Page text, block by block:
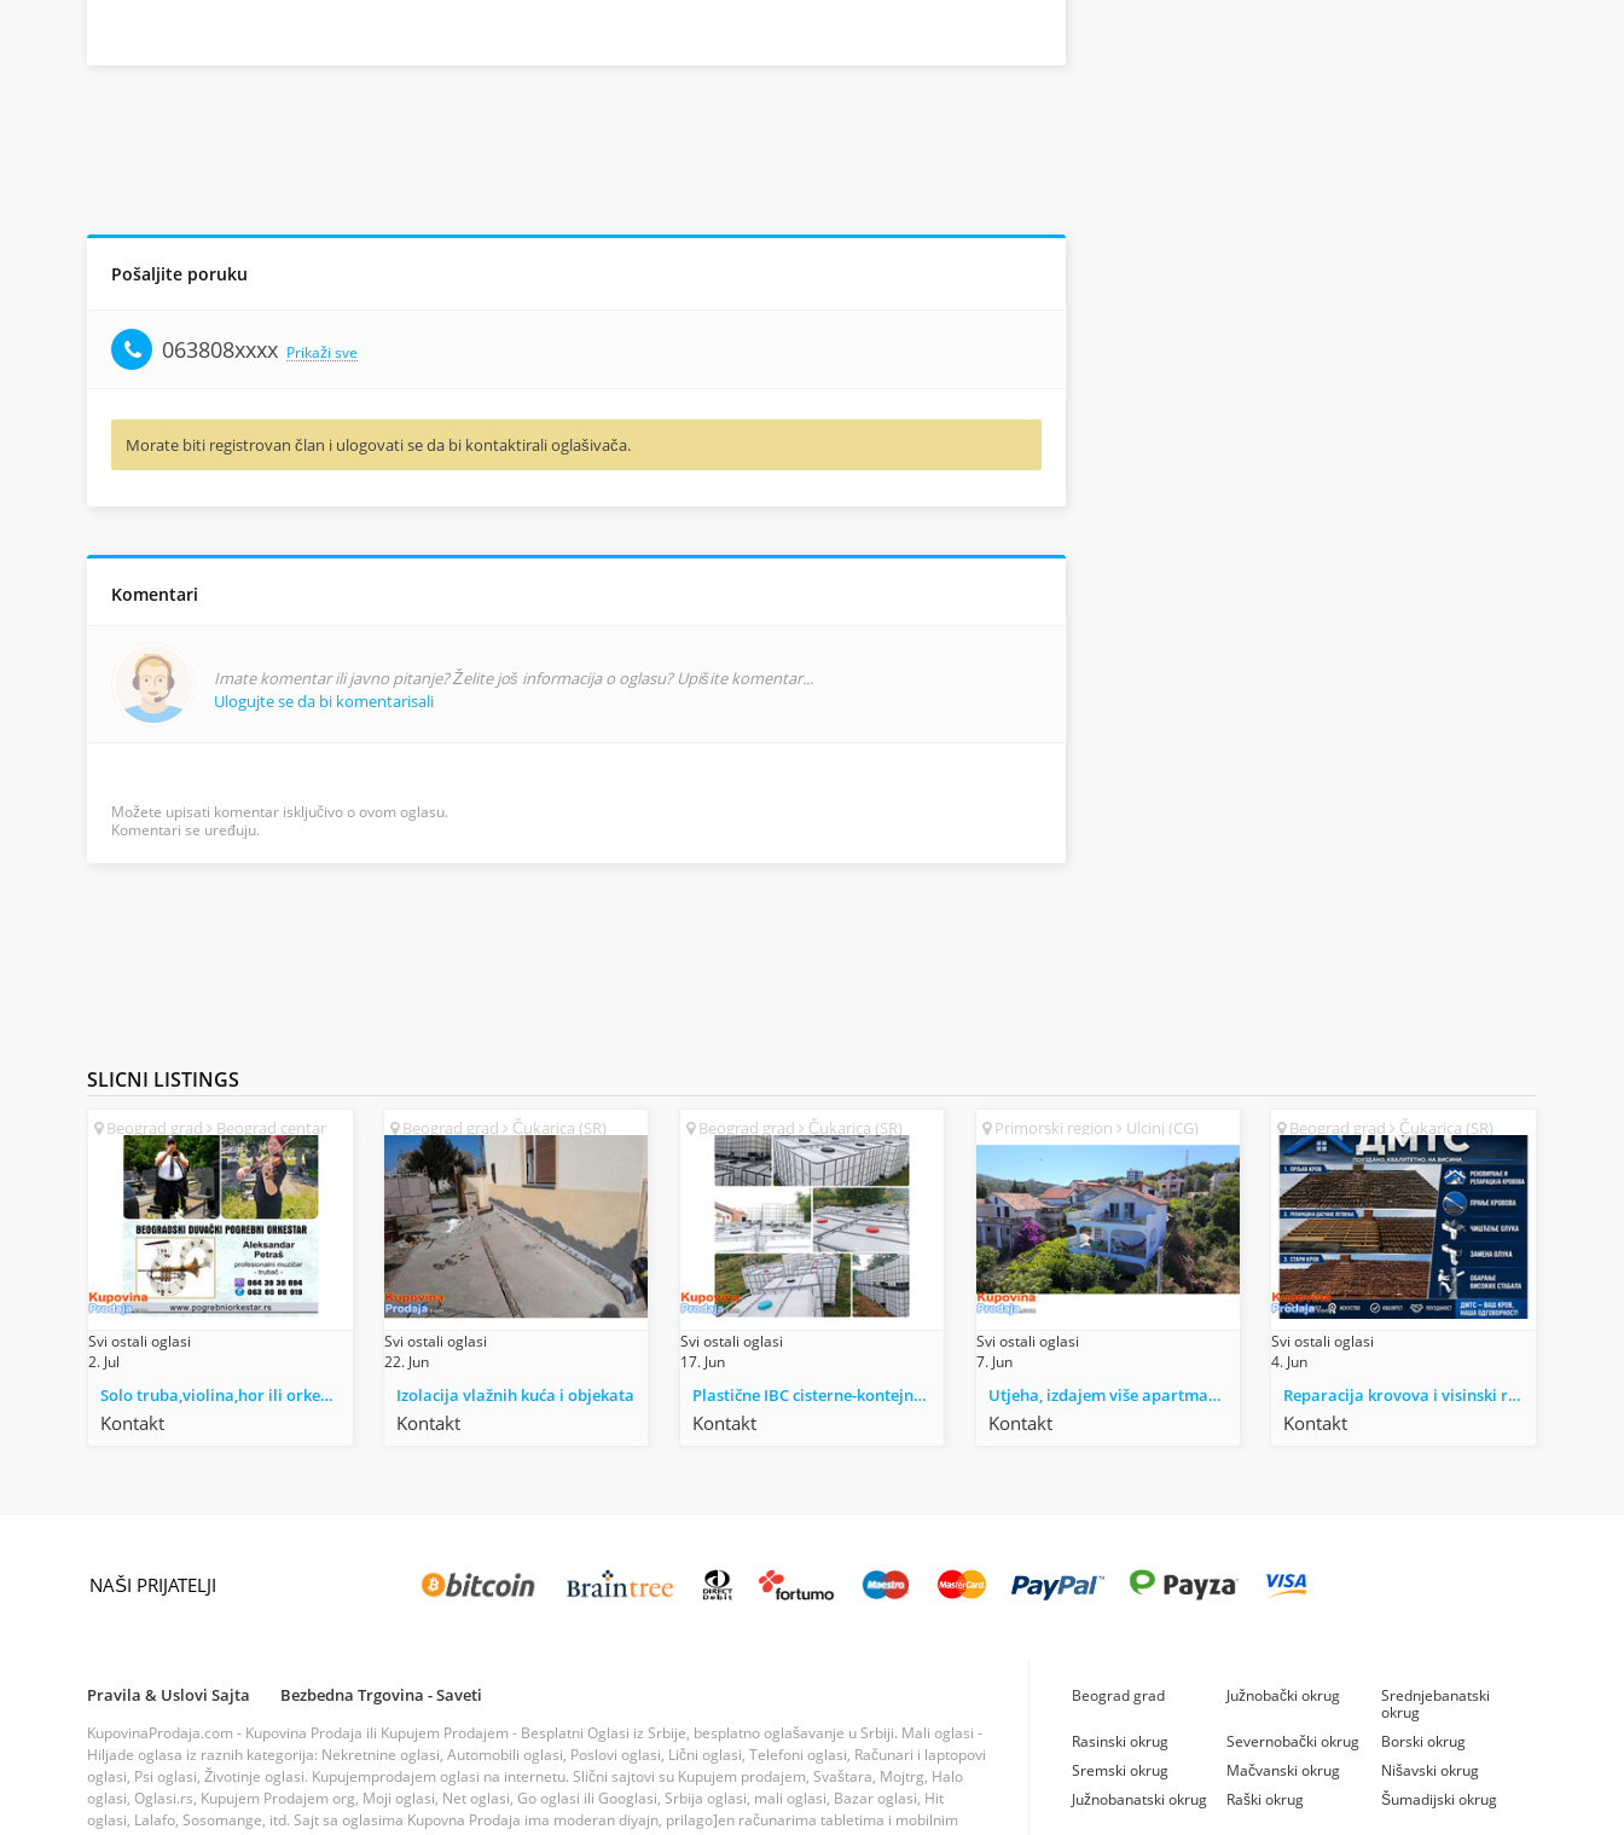
Pošaljite poruku
063808xxxx Prikaži sve
Morate biti registrovan član i ulogovati se da bi kontaktirali oglašivača.
Komentari
Imate komentar ili javno pitanje? Želite još informacija o oglasu? Upišite komentar...
Ulogujte se da bi komentarisali
Možete upisati komentar isključivo o ovom oglasu.
Komentari se uređuju.
SLICNI LISTINGS
Beograd grad Beograd centar
Svi ostali oglasi
2. Jul
Solo truba,violina,hor ili orkestar za sahrane pogrebe
Kontakt
Beograd grad Čukarica (SR)
Svi ostali oglasi
22. Jun
Izolacija vlažnih kuća i objekata
Kontakt
Beograd grad Čukarica (SR)
Svi ostali oglasi
17. Jun
Plastične IBC cisterne-kontejnerI od 1000 l
Kontakt
Primorski region Ulcinj (CG)
Svi ostali oglasi
7. Jun
Utjeha, izdajem više apartmana između Bara i Ulcinja
Kontakt
Beograd grad Čukarica (SR)
Svi ostali oglasi
4. Jun
Reparacija krovova i visinski radovi
Kontakt
NAŠI PRIJATELJI
Pravila & Uslovi Sajta Bezbedna Trgovina - Saveti
KupovinaProdaja.com - Kupovina Prodaja ili Kupujem Prodajem - Besplatni Oglasi iz Srbije, besplatno oglašavanje u Srbiji. Mali oglasi -
Hiljade oglasa iz raznih kategorija: Nekretnine oglasi, Automobili oglasi, Poslovi oglasi, Lični oglasi, Telefoni oglasi, Računari i laptopovi
oglasi, Psi oglasi, Životinje oglasi. Kupujemprodajem oglasi na internetu. Slični sajtovi su Kupujem prodajem, Svaštara, Mojtrg, Halo
oglasi, Oglasi.rs, Kupujem Prodajem org, Moji oglasi, Net oglasi, Go oglasi ili Googlasi, Srbija oglasi, mali oglasi, Bazar oglasi, Hit
oglasi, Lalafo, Sosomange, itd. Sajt sa oglasima Kupovna Prodaja ima moderan diyajn, prilago]en računarima tabletima i mobilnim
Beograd grad Južnobački okrug
Srednjebanatski
okrug
Rasinski okrug
Severnobački okrug
Borski okrug
Sremski okrug
Mačvanski okrug
Nišavski okrug
Južnobanatski okrug
Raški okrug Šumadijski okrug